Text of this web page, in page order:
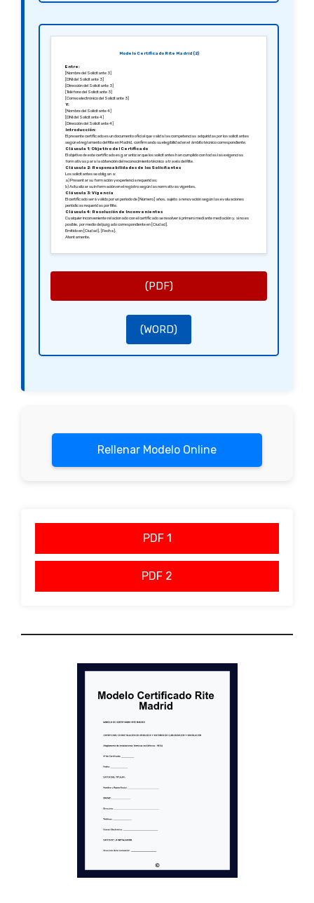
Modelo Certificado Rite Madrid (2)
Entre:
[Nombre del Solicitante 3]
[DNI del Solicitante 3]
[Dirección del Solicitante 3]
[Teléfono del Solicitante 3]
[Correo electrónico del Solicitante 3]
Y:
[Nombre del Solicitante 4]
[DNI del Solicitante 4]
[Dirección del Solicitante 4]
Introducción:
El presente certificado es un documento oficial que valida las competencias adquiridas por los solicitantes
según el reglamento del Rite en Madrid, confirmando su elegibilidad en el ámbito técnico correspondiente.
Cláusula 1: Objetivo del Certificado
El objetivo de este certificado es garantizar que los solicitantes han cumplido con todas las exigencias
formativas para la obtención del reconocimiento técnico a través del Rite.
Cláusula 2: Responsabilidades de los Solicitantes
Los solicitantes se obligan a:
a) Presentar su formación y experiencia requeridas;
b) Actualizar su información en el registro según las normativas vigentes.
Cláusula 3: Vigencia
El certificado será válido por un periodo de [Número] años, sujeto a renovación según las evaluaciones
periódicas requeridas por Rite.
Cláusula 4: Resolución de Inconvenientes
Cualquier inconveniente relacionado con el certificado se resolverá primero mediante mediación y, si no es
posible, por medio del juzgado correspondiente en [Ciudad].
Emitido en [Ciudad], [Fecha].
Atentamente,
(PDF)
(WORD)
Rellenar Modelo Online
PDF 1
PDF 2